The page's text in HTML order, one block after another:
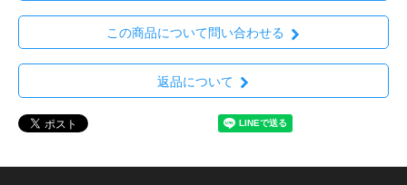
この商品について問い合わせる
返品について